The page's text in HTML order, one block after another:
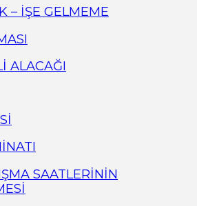
– İŞE GELMEME
ALACAĞI
SAATLERİNİN